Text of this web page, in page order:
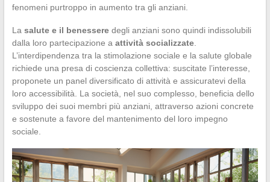
fenomeni purtroppo in aumento tra gli anziani.
La salute e il benesseredegli anziani sono quindi indissolubili
dalla loro partecipazione a attività socializzate.
L’interdipendenza tra la stimolazione sociale e la salute globale
richiede una presa di coscienza collettiva: suscitate l’interesse,
proponete un panel diversificato di attività e assicuratevi della
loro accessibilità. La società, nel suo complesso, beneficia dello
sviluppo dei suoi membri più anziani, attraverso azioni concrete
e sostenute a favore del mantenimento del loro impegno
sociale.